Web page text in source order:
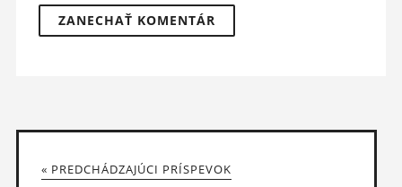
« PREDCHÁDZAJÚCI PRÍSPEVOK